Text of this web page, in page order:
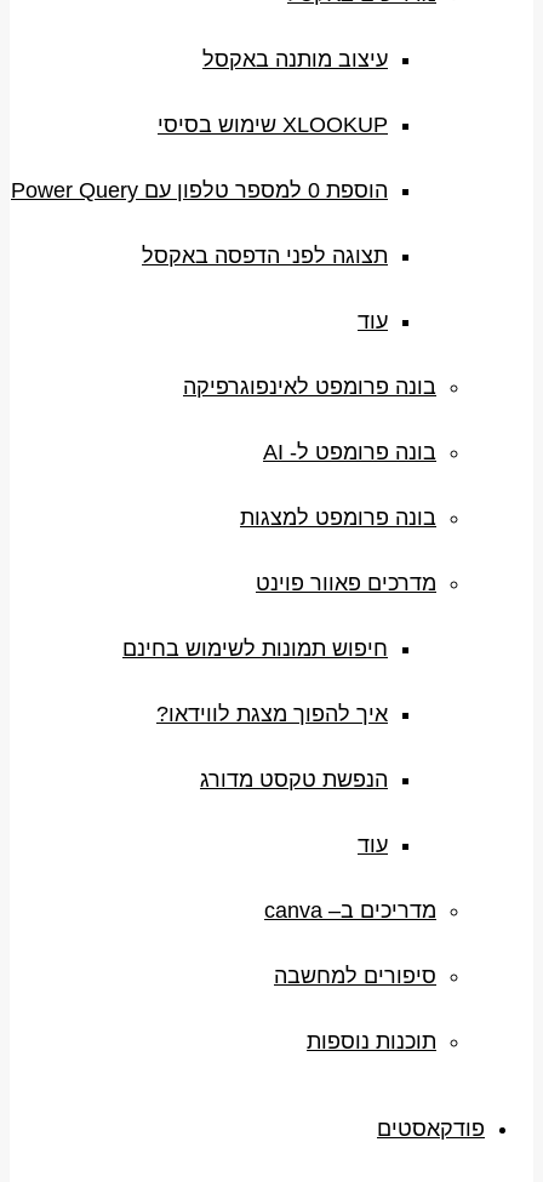
עיצוב מותנה באקסל
XLOOKUP שימוש בסיסי
הוספת 0 למספר טלפון עם Power Query
תצוגה לפני הדפסה באקסל
עוד
בונה פרומפט לאינפוגרפיקה
בונה פרומפט ל- AI
בונה פרומפט למצגות
מדרכים פאוור פוינט
חיפוש תמונות לשימוש בחינם
איך להפוך מצגת לווידאו?
הנפשת טקסט מדורג
עוד
מדריכים ב– canva
סיפורים למחשבה
תוכנות נוספות
פודקאסטים